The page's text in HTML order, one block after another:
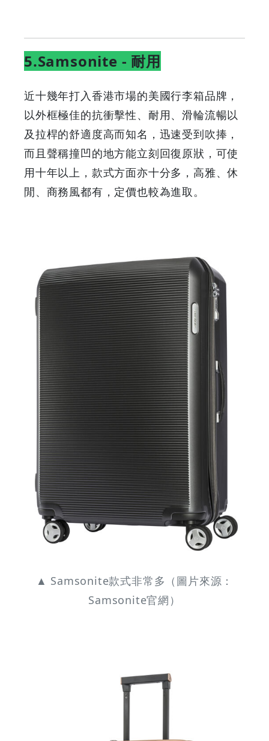
5.Samsonite - 耐用
近十幾年打入香港市場的美國行李箱品牌，
以外框極佳的抗衝擊性、耐用、滑輪流暢以
及拉桿的舒適度高而知名，迅速受到吹捧，
而且聲稱撞凹的地方能立刻回復原狀，可使
用十年以上，款式方面亦十分多，高雅、休
閒、商務風都有，定價也較為進取。
▲ Samsonite款式非常多（圖片來源：
Samsonite官網）